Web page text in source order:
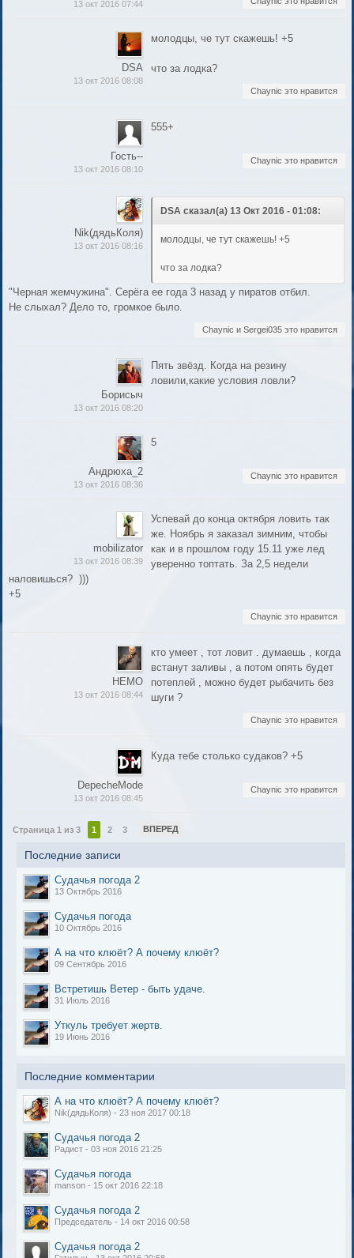
13 окт 2016 07:44
DSA
13 окт 2016 08:08
молодцы, че тут скажешь! +5
что за лодка?
Chaynic это нравится
Гость--
13 окт 2016 08:10
555+
Chaynic это нравится
Nik(дядьКоля)
13 окт 2016 08:16
DSA сказал(а) 13 Окт 2016 - 01:08:
молодцы, че тут скажешь! +5
что за лодка?
"Черная жемчужина". Серёга ее года 3 назад у пиратов отбил.
Не слыхал? Дело то, громкое было.
Chaynic и Sergei035 это нравится
Борисыч
13 окт 2016 08:20
Пять звёзд. Когда на резину
ловили,какие условия ловли?
Андрюха_2
13 окт 2016 08:36
5
Chaynic это нравится
mobilizator
13 окт 2016 08:39
Успевай до конца октября ловить так
же. Ноябрь я заказал зимним, чтобы
как и в прошлом году 15.11 уже лед
уверенно топтать. За 2,5 недели
наловишься? )))
+5
Chaynic это нравится
НЕМО
13 окт 2016 08:44
кто умеет , тот ловит . думаешь , когда
встанут заливы , а потом опять будет
потеплей , можно будет рыбачить без
шуги ?
Chaynic это нравится
DepecheMode
13 окт 2016 08:45
Куда тебе столько судаков? +5
Chaynic это нравится
Страница 1 из 3 1 2 3 ВПЕРЕД
Последние записи
Судачья погода 2
13 Октябрь 2016
Судачья погода
10 Октябрь 2016
А на что клюёт? А почему клюёт?
09 Сентябрь 2016
Встретишь Ветер - быть удаче.
31 Июль 2016
Уткуль требует жертв.
19 Июнь 2016
Последние комментарии
А на что клюёт? А почему клюёт?
Nik(дядьКоля) - 23 ноя 2017 00:18
Судачья погода 2
Радист - 03 ноя 2016 21:25
Судачья погода
manson - 15 окт 2016 22:18
Судачья погода 2
Председатель - 14 окт 2016 00:58
Судачья погода 2